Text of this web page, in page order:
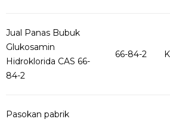
Jual Panas Bubuk
Glukosamin
Hidroklorida CAS 66-
84-2
66-84-2
Pasokan pabrik